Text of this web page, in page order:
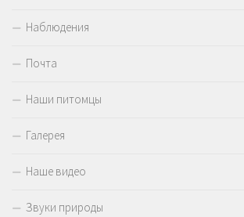
Наблюдения
Почта
Наши питомцы
Галерея
Наше видео
Звуки природы